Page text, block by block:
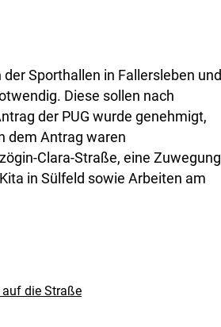
Sporthallen in Fallersleben und
Diese sollen nach
der PUG wurde genehmigt,
dem Antrag waren
Clara-Straße, eine Zuwegung
in Sülfeld sowie Arbeiten am
auf die Straße